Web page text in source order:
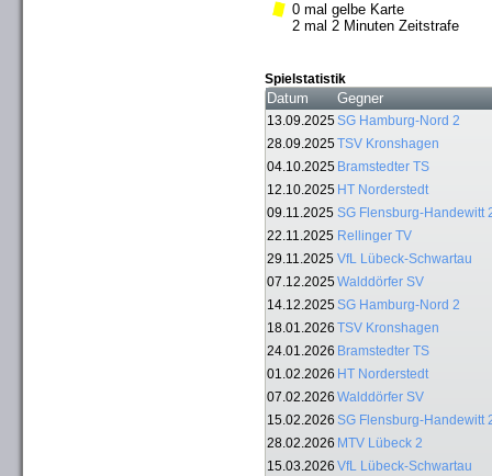
0 mal gelbe Karte
2 mal 2 Minuten Zeitstrafe
Spielstatistik
Datum Gegner
13.09.2025SG Hamburg-Nord 2
28.09.2025TSV Kronshagen
04.10.2025 Bramstedter TS
12.10.2025 HT Norderstedt
09.11.2025 SG Flensburg-Handewitt
22.11.2025 Rellinger TV
29.11.2025 VfL Lübeck-Schwartau
07.12.2025Walddörfer SV
14.12.2025SG Hamburg-Nord 2
18.01.2026 TSV Kronshagen
24.01.2026 Bramstedter TS
01.02.2026 HT Norderstedt
07.02.2026 Walddörfer SV
15.02.2026 SG Flensburg-Handewitt
28.02.2026 MTV Lübeck 2
15.03.2026 VfL Lübeck-Schwartau